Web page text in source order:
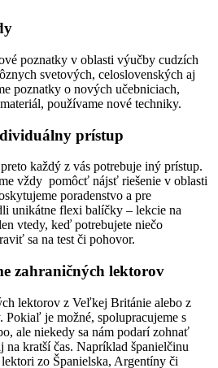
poznatky v oblasti výučby cudzích
svetových, celoslovenských aj
poznatky o nových učebniciach,
používame nové techniky.
prístup
každý z vás potrebuje iný prístup.
vždy pomôcť nájsť riešenie v oblasti
poradenstvo a pre
unikátne flexi balíčky – lekcie na
vtedy, keď potrebujete niečo
sa na test či pohovor.
zahraničných lektorov
lektorov z Veľkej Británie alebo z
je možné, spolupracujeme s
ale niekedy sa nám podarí zohnať
na kratší čas. Napríklad španielčinu
zo Španielska, Argentíny či